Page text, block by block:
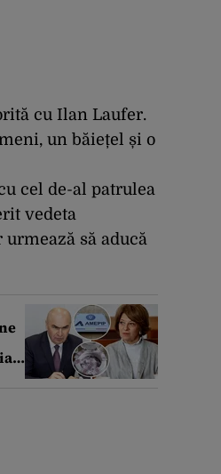
cu Ilan Laufer.
un băiețel și o
cel de-al patrulea
vedeta
să aducă